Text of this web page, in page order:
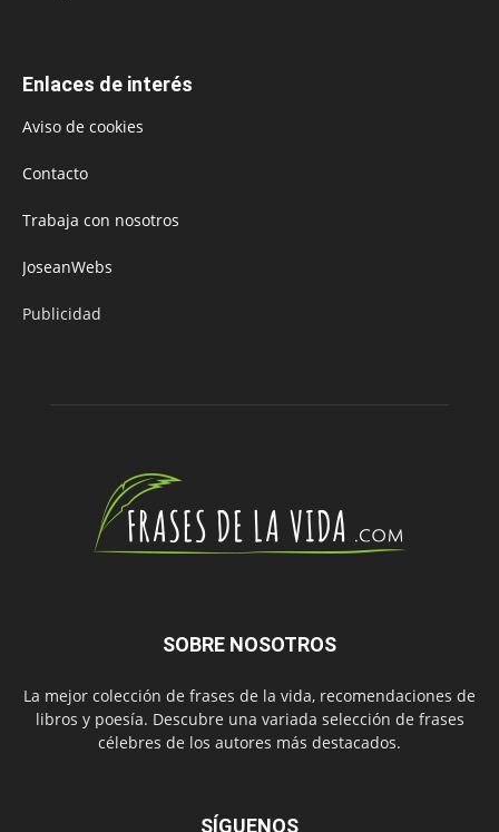
Enlaces de interés
Aviso de cookies
Contacto
Trabaja con nosotros
JoseanWebs
Publicidad
SOBRE NOSOTROS
La mejor colección de frases de la vida, recomendaciones de
libros y poesía. Descubre una variada selección de frases
célebres de los autores más destacados.
SÍGUENOS